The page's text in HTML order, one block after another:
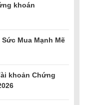
khoán
Sức Mua Mạnh Mẽ
khoản Chứng